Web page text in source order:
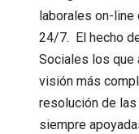
laborales on-line
24/7. El hecho
Sociales los que
visión más
resolución de
siempre